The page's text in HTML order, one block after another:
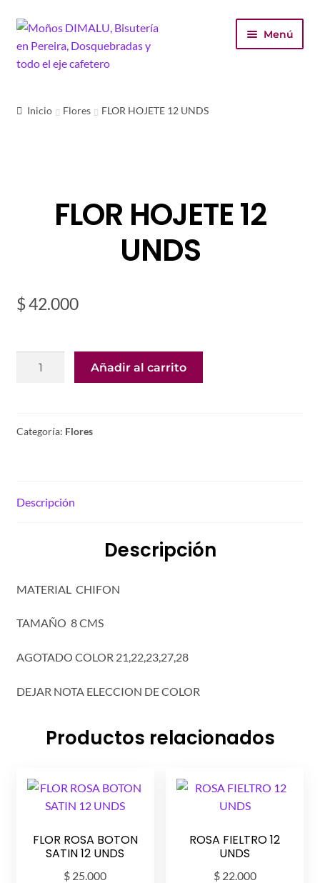
Ir
a
la
Ir
al
contenido
Menú
Finalizar compra
Inicio Flores FLOR HOJETE 12 UNDS
FLOR HOJETE 12
UNDS
$42.000
cantidad
Añadir al carrito
Categoría: Flores
Descripción
Descripción
MATERIAL CHIFON
TAMAÑO 8 CMS
AGOTADO COLOR 21,22,23,27,28
DEJAR NOTA ELECCION DE COLOR
Productos relacionados
FLOR ROSA BOTON
SATIN 12 UNDS
$ 25.000
ROSA FIELTRO 12
UNDS
$22.000